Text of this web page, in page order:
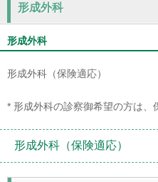
形成外科
形成外科
形成外科（保険適応）
* 形成外科の診察御希望の方は、
形成外科（保険適応）